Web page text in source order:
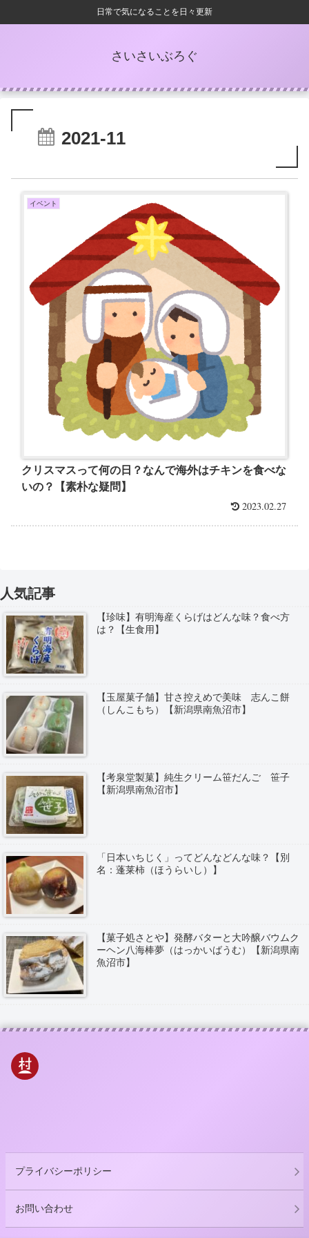
日常で気になることを日々更新
さいさいぶろぐ
2021-11
イベント
クリスマスって何の日？なんで海外はチキンを食べな
いの？【素朴な疑問】
2023.02.27
人気記事
【珍味】有明海産くらげはどんな味？食べ方
は？【生食用】
【玉屋菓子舗】甘さ控えめで美味 志んこ餅
（しんこもち）【新潟県南魚沼市】
【考泉堂製菓】純生クリーム笹だんご 笹子
【新潟県南魚沼市】
「日本いちじく」ってどんなどんな味？【別
名：蓬莱柿（ほうらいし）】
【菓子処さとや】発酵バターと大吟醸バウムク
ーヘン八海棒夢（はっかいばうむ）【新潟県南
魚沼市】
プライバシーポリシー
お問い合わせ